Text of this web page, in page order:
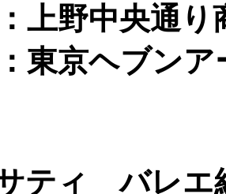
上野中央通り
東京ヘブン
ティ バレエ